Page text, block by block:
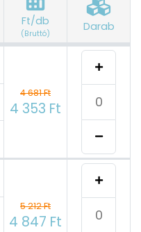
Ft/db
(Bruttó)
Darab
4 681 Ft
4 353 Ft
5 212 Ft
4 847 Ft